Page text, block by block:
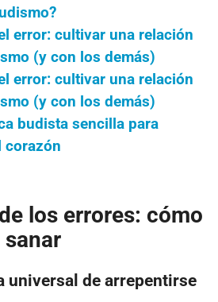
error: cultivar una relación
(y con los demás)
error: cultivar una relación
(y con los demás)
budista sencilla para
corazón
los errores: cómo
sanar
universal de arrepentirse